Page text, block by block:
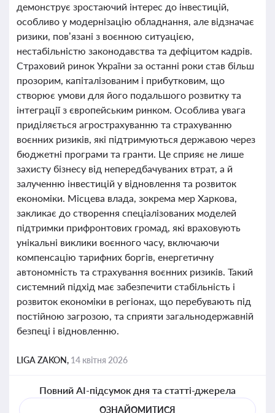
демонструє зростаючий інтерес до інвестицій,
особливо у модернізацію обладнання, але відзначає
ризики, пов’язані з воєнною ситуацією,
нестабільністю законодавства та дефіцитом кадрів.
Страховий ринок України за останні роки став більш
прозорим, капіталізованим і прибутковим, що
створює умови для його подальшого розвитку та
інтеграції з європейським ринком. Особлива увага
приділяється агрострахуванню та страхуванню
воєнних ризиків, які підтримуються державою через
бюджетні програми та гранти. Це сприяє не лише
захисту бізнесу від непередбачуваних втрат, а й
залученню інвестицій у відновлення та розвиток
економіки. Місцева влада, зокрема мер Харкова,
закликає до створення спеціалізованих моделей
підтримки прифронтових громад, які враховують
унікальні виклики воєнного часу, включаючи
компенсацію тарифних боргів, енергетичну
автономність та страхування воєнних ризиків. Такий
системний підхід має забезпечити стабільність і
розвиток економіки в регіонах, що перебувають під
постійною загрозою, та сприяти загальнодержавній
безпеці і відновленню.
LIGA ZAKON, 14 квітня 2026
Повний AI-підсумок дня та статті-джерела
ОЗНАЙОМИТИСЯ